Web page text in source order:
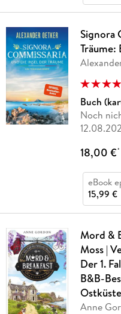
Signora
Träume:
Buch
Noch
18,00 €*
eBook
15,99 €
Mord &
Moss |
Der 1.
B&B-
Anne